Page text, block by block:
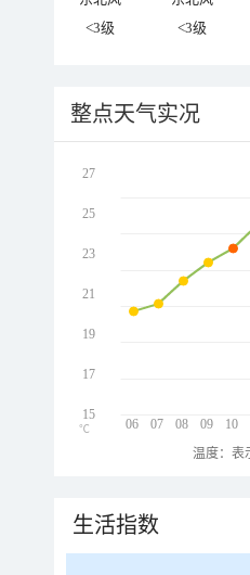
<3级
<3级
整点天气实况
06 07 08 09 10
27
25
23
21
19
17
15
℃
温度：表
生活指数